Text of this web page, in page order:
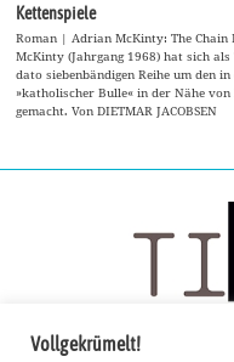
Kettenspiele
Roman | Adrian McKinty: The
McKinty (Jahrgang 1968) hat sich
dato siebenbändigen Reihe um den
»katholischer Bulle« in der Nähe
gemacht. Von DIETMAR JACOBSEN
Vollgekrümelt!